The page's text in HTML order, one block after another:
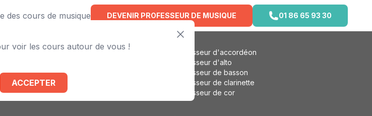
des cours de musique DEVENIR PROFESSEUR DE MUSIQUE 01 86 65 93 30
voir les cours autour de vous !
ACCEPTER
violoncelle
de basse
de solfège
d'éveil musical
Professeur d'accordéon
Professeur d'alto
Professeur de basson
Professeur de clarinette
Professeur de cor